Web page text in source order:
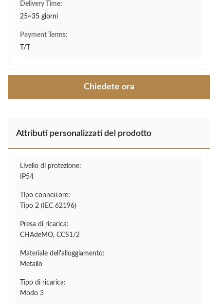
Delivery Time:
25~35 giorni
Payment Terms:
T/T
Chiedete ora
Attributi personalizzati del prodotto
Livello di protezione:
IP54
Tipo connettore:
Tipo 2 (IEC 62196)
Presa di ricarica:
CHAdeMO, CCS1/2
Materiale dell'alloggiamento:
Metallo
Tipo di ricarica:
Modo 3